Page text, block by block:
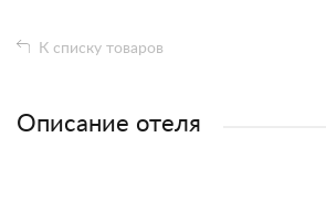
К списку товаров
Описание отеля